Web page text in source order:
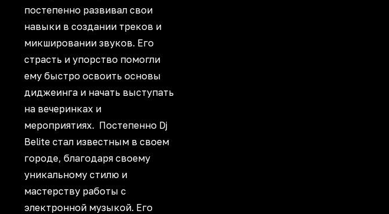
постепенно развивал свои
навыки в создании треков и
микшировании звуков. Его
страсть и упорство помогли
ему быстро освоить основы
диджеинга и начать выступать
на вечеринках и
мероприятиях. Постепенно Dj
Belite стал известным в своем
городе, благодаря своему
уникальному стилю и
мастерству работы с
электронной музыкой. Его